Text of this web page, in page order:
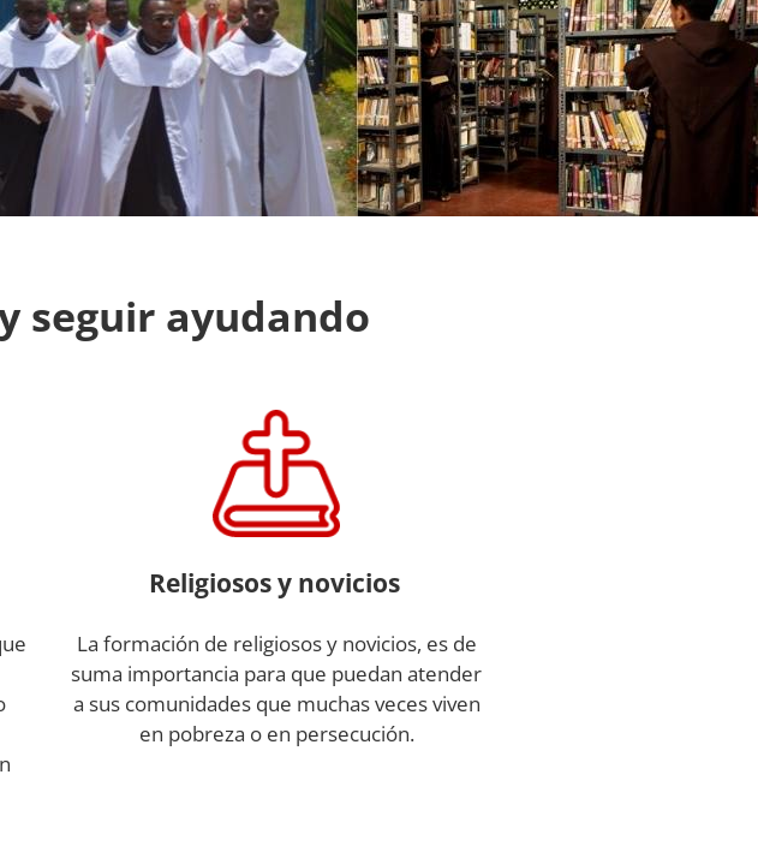
seguir ayudando
Religiosos y novicios
La formación de religiosos y novicios, es de
suma importancia para que puedan atender
a sus comunidades que muchas veces viven
en pobreza o en persecución.